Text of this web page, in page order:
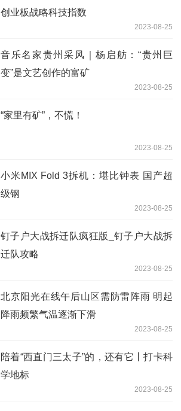
创业板战略科技指数
2023-08-25
音乐名家贵州采风｜杨启舫：“贵州巨
变”是文艺创作的富矿
2023-08-25
“家里有矿”，不慌！
2023-08-25
小米MIX Fold 3拆机：堪比钟表 国产超
级钢
2023-08-25
钉子户大战拆迁队疯狂版_钉子户大战拆
迁队攻略
2023-08-25
北京阳光在线午后山区需防雷阵雨 明起
降雨频繁气温逐渐下滑
2023-08-25
陪着“西直门三太子”的，还有它丨打卡科
学地标
2023-08-25